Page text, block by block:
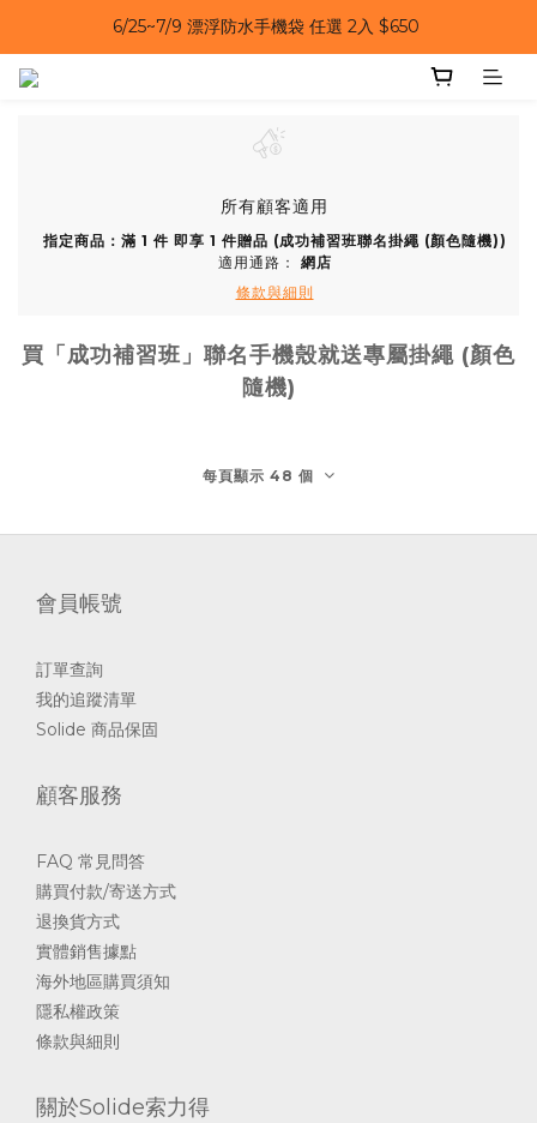
6/25~7/9｜夏日風扇 第二件 69 折
6/25~7/9 漂浮防水手機袋 任選 2入 $650
所有顧客適用
指定商品：滿 1 件 即享 1 件贈品 (成功補習班聯名掛繩 (顏色隨機))
適用通路： 網店
條款與細則
買「成功補習班」聯名手機殼就送專屬掛繩 (顏色
隨機)
每頁顯示 48 個
會員帳號
訂單查詢
我的追蹤清單
Solide 商品保固
顧客服務
FAQ 常見問答
購買付款/寄送方式
退換貨方式
實體銷售據點
海外地區購買須知
隱私權政策
條款與細則
關於Solide索力得